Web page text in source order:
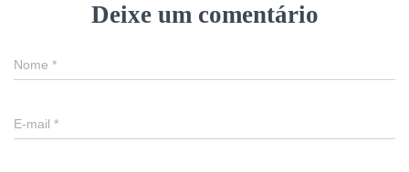
Deixe um comentário
Nome *
E-mail *